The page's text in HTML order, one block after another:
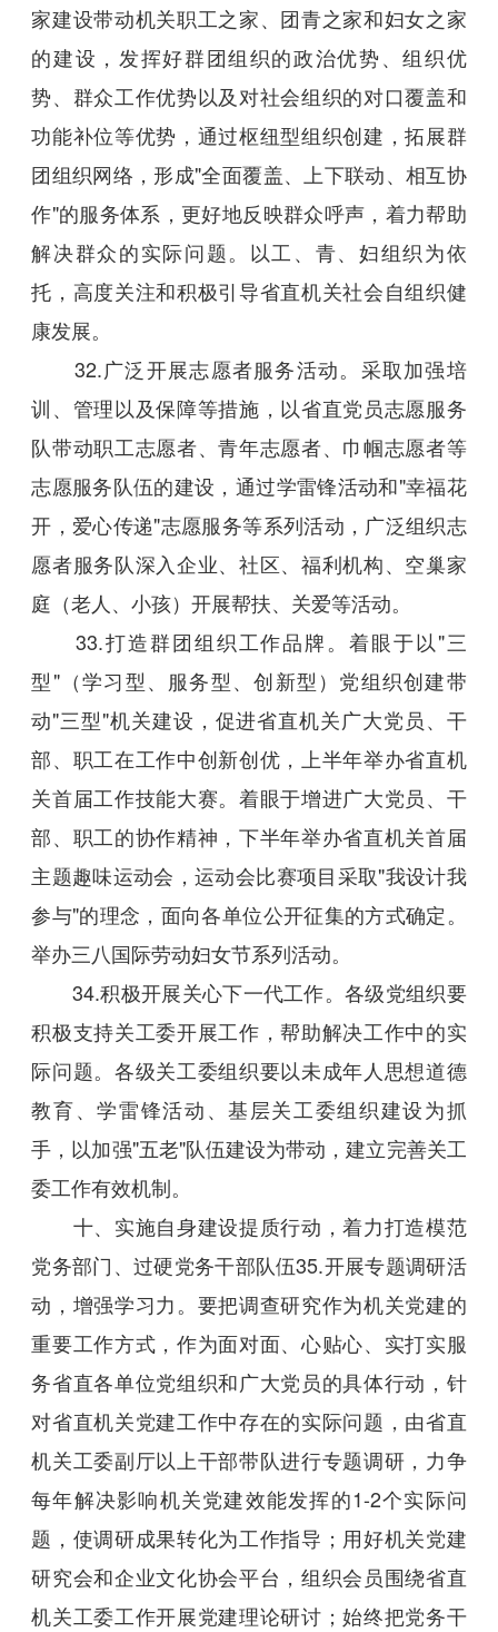
家建设带动机关职工之家、团青之家和妇女之家
的建设，发挥好群团组织的政治优势、组织优
势、群众工作优势以及对社会组织的对口覆盖和
功能补位等优势，通过枢纽型组织创建，拓展群
团组织网络，形成"全面覆盖、上下联动、相互协
作"的服务体系，更好地反映群众呼声，着力帮助
解决群众的实际问题。以工、青、妇组织为依
托，高度关注和积极引导省直机关社会自组织健
康发展。
32.广泛开展志愿者服务活动。采取加强培
训、管理以及保障等措施，以省直党员志愿服务
队带动职工志愿者、青年志愿者、巾帼志愿者等
志愿服务队伍的建设，通过学雷锋活动和"幸福花
开，爱心传递"志愿服务等系列活动，广泛组织志
愿者服务队深入企业、社区、福利机构、空巢家
庭（老人、小孩）开展帮扶、关爱等活动。
33.打造群团组织工作品牌。着眼于以"三
型"（学习型、服务型、创新型）党组织创建带
动"三型"机关建设，促进省直机关广大党员、干
部、职工在工作中创新创优，上半年举办省直机
关首届工作技能大赛。着眼于增进广大党员、干
部、职工的协作精神，下半年举办省直机关首届
主题趣味运动会，运动会比赛项目采取"我设计我
参与"的理念，面向各单位公开征集的方式确定。
举办三八国际劳动妇女节系列活动。
34.积极开展关心下一代工作。各级党组织要
积极支持关工委开展工作，帮助解决工作中的实
际问题。各级关工委组织要以未成年人思想道德
教育、学雷锋活动、基层关工委组织建设为抓
手，以加强"五老"队伍建设为带动，建立完善关工
委工作有效机制。
十、实施自身建设提质行动，着力打造模范
党务部门、过硬党务干部队伍35.开展专题调研活
动，增强学习力。要把调查研究作为机关党建的
重要工作方式，作为面对面、心贴心、实打实服
务省直各单位党组织和广大党员的具体行动，针
对省直机关党建工作中存在的实际问题，由省直
机关工委副厅以上干部带队进行专题调研，力争
每年解决影响机关党建效能发挥的1-2个实际问
题，使调研成果转化为工作指导；用好机关党建
研究会和企业文化协会平台，组织会员围绕省直
机关工委工作开展党建理论研讨；始终把党务干